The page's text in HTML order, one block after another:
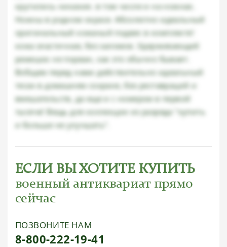
крутились никакие. в том числе и на ножнах.
Ножны в родном окрасе. Абсолютно идеальный
оригинальный кожаный подвес в комплекте!
кожа эластичная, без заломов. Удерживающий
ремешок не порван, как это обычно бывает.
Вобщем перед нами действительно идеальный
тесак в домашнем сохране, без реставраций и
вмешательств, да еще и с номером в первой
тысяче! Вещь для коллекции из разряда "купить
и больше не улучшать".
ЕСЛИ ВЫ ХОТИТЕ КУПИТЬ
военный антиквариат прямо
сейчас
ПОЗВОНИТЕ НАМ
8-800-222-19-41